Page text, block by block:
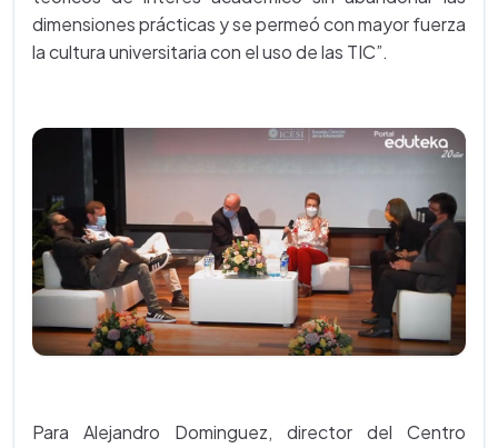
dimensiones prácticas y se permeó con mayor fuerza
la cultura universitaria con el uso de las TIC”.
Para Alejandro Dominguez, director del Centro